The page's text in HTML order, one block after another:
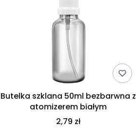
Butelka szklana 50ml bezbarwna z
atomizerem białym
2,79 zł